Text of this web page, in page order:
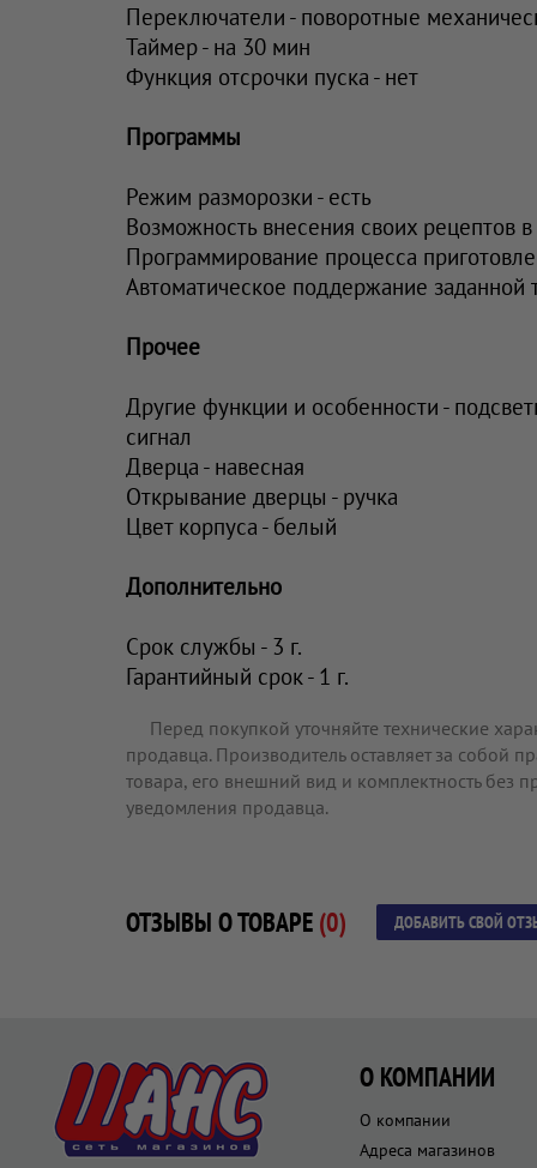
Переключатели - поворотные
Таймер - на 30 мин
Функция отсрочки пуска - нет
Программы
Режим разморозки - есть
Возможность внесения своих рецептов в
Программирование процесса
Автоматическое поддержание заданной
Прочее
Другие функции и особенности -
сигнал
Дверца - навесная
Открывание дверцы - ручка
Цвет корпуса - белый
Дополнительно
Срок службы - 3 г.
Гарантийный срок - 1 г.
Перед покупкой уточняйте технические
продавца. Производитель оставляет за собой
товара, его внешний вид и комплектность без
уведомления продавца.
ОТЗЫВЫ О ТОВАРЕ (0) ДОБАВИТЬ СВОЙ
О КОМПАНИИ
О компании
Адреса магазинов